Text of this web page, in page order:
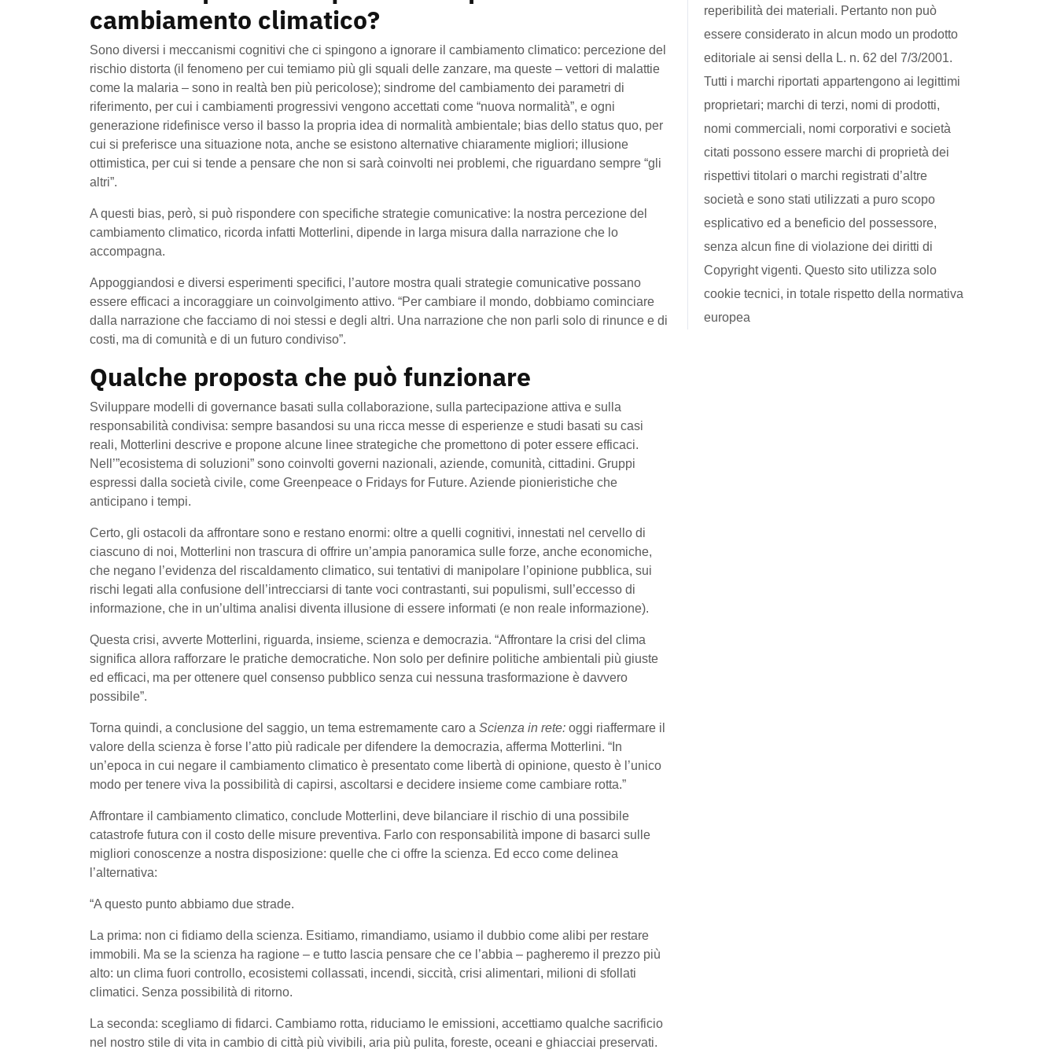
cambiamento climatico?
Sono diversi i meccanismi cognitivi che ci spingono a ignorare il cambiamento climatico: percezione del
rischio distorta (il fenomeno per cui temiamo più gli squali delle zanzare, ma queste – vettori di malattie
come la malaria – sono in realtà ben più pericolose); sindrome del cambiamento dei parametri di
riferimento, per cui i cambiamenti progressivi vengono accettati come “nuova normalità”, e ogni
generazione ridefinisce verso il basso la propria idea di normalità ambientale; bias dello status quo, per
cui si preferisce una situazione nota, anche se esistono alternative chiaramente migliori; illusione
ottimistica, per cui si tende a pensare che non si sarà coinvolti nei problemi, che riguardano sempre “gli
altri”.
A questi bias, però, si può rispondere con specifiche strategie comunicative: la nostra percezione del
cambiamento climatico, ricorda infatti Motterlini, dipende in larga misura dalla narrazione che lo
accompagna.
Appoggiandosi e diversi esperimenti specifici, l’autore mostra quali strategie comunicative possano
essere efficaci a incoraggiare un coinvolgimento attivo. “Per cambiare il mondo, dobbiamo cominciare
dalla narrazione che facciamo di noi stessi e degli altri. Una narrazione che non parli solo di rinunce e di
costi, ma di comunità e di un futuro condiviso”.
Qualche proposta che può funzionare
Sviluppare modelli di governance basati sulla collaborazione, sulla partecipazione attiva e sulla
responsabilità condivisa: sempre basandosi su una ricca messe di esperienze e studi basati su casi
reali, Motterlini descrive e propone alcune linee strategiche che promettono di poter essere efficaci.
Nell’”ecosistema di soluzioni” sono coinvolti governi nazionali, aziende, comunità, cittadini. Gruppi
espressi dalla società civile, come Greenpeace o Fridays for Future. Aziende pionieristiche che
anticipano i tempi.
Certo, gli ostacoli da affrontare sono e restano enormi: oltre a quelli cognitivi, innestati nel cervello di
ciascuno di noi, Motterlini non trascura di offrire un’ampia panoramica sulle forze, anche economiche,
che negano l’evidenza del riscaldamento climatico, sui tentativi di manipolare l’opinione pubblica, sui
rischi legati alla confusione dell’intrecciarsi di tante voci contrastanti, sui populismi, sull’eccesso di
informazione, che in un’ultima analisi diventa illusione di essere informati (e non reale informazione).
Questa crisi, avverte Motterlini, riguarda, insieme, scienza e democrazia. “Affrontare la crisi del clima
significa allora rafforzare le pratiche democratiche. Non solo per definire politiche ambientali più giuste
ed efficaci, ma per ottenere quel consenso pubblico senza cui nessuna trasformazione è davvero
possibile”.
Torna quindi, a conclusione del saggio, un tema estremamente caro a Scienza in rete: oggi riaffermare il
valore della scienza è forse l’atto più radicale per difendere la democrazia, afferma Motterlini. “In
un’epoca in cui negare il cambiamento climatico è presentato come libertà di opinione, questo è l’unico
modo per tenere viva la possibilità di capirsi, ascoltarsi e decidere insieme come cambiare rotta.”
Affrontare il cambiamento climatico, conclude Motterlini, deve bilanciare il rischio di una possibile
catastrofe futura con il costo delle misure preventiva. Farlo con responsabilità impone di basarci sulle
migliori conoscenze a nostra disposizione: quelle che ci offre la scienza. Ed ecco come delinea
l’alternativa:
“A questo punto abbiamo due strade.
La prima: non ci fidiamo della scienza. Esitiamo, rimandiamo, usiamo il dubbio come alibi per restare
immobili. Ma se la scienza ha ragione – e tutto lascia pensare che ce l’abbia – pagheremo il prezzo più
alto: un clima fuori controllo, ecosistemi collassati, incendi, siccità, crisi alimentari, milioni di sfollati
climatici. Senza possibilità di ritorno.
La seconda: scegliamo di fidarci. Cambiamo rotta, riduciamo le emissioni, accettiamo qualche sacrificio
nel nostro stile di vita in cambio di città più vivibili, aria più pulita, foreste, oceani e ghiacciai preservati.
reperibilità dei materiali. Pertanto non può
essere considerato in alcun modo un prodotto
editoriale ai sensi della L. n. 62 del 7/3/2001.
Tutti i marchi riportati appartengono ai legittimi
proprietari; marchi di terzi, nomi di prodotti,
nomi commerciali, nomi corporativi e società
citati possono essere marchi di proprietà dei
rispettivi titolari o marchi registrati d’altre
società e sono stati utilizzati a puro scopo
esplicativo ed a beneficio del possessore,
senza alcun fine di violazione dei diritti di
Copyright vigenti. Questo sito utilizza solo
cookie tecnici, in totale rispetto della normativa
europea